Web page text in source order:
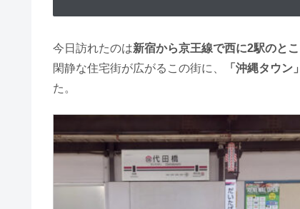
今日訪れたのは新宿から京王線で西に2駅のと
閑静な住宅街が広がるこの街に、
「沖縄タウ
た。